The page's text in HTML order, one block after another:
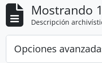
Mostrando
Descripción
Opciones